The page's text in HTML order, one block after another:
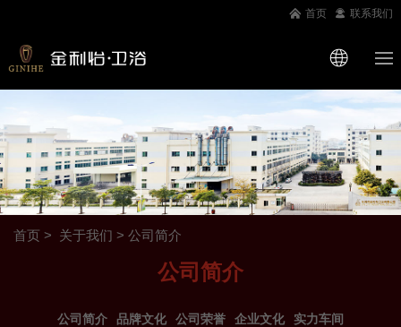
首页 联系我们
首页 关于我们 > 公司简介
公司简介
公司简介 品牌文化 公司荣誉 企业文化 实力车间